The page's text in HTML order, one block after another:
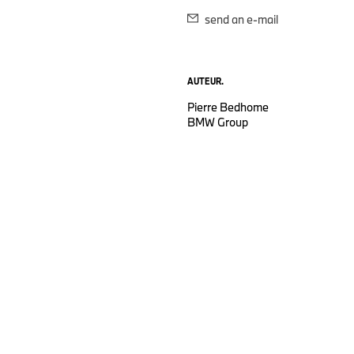
send an e-mail
AUTEUR.
Pierre Bedhome
BMW Group